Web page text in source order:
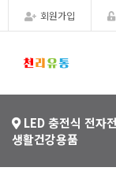
회원가입
LED 충전식 전자
생활건강용품